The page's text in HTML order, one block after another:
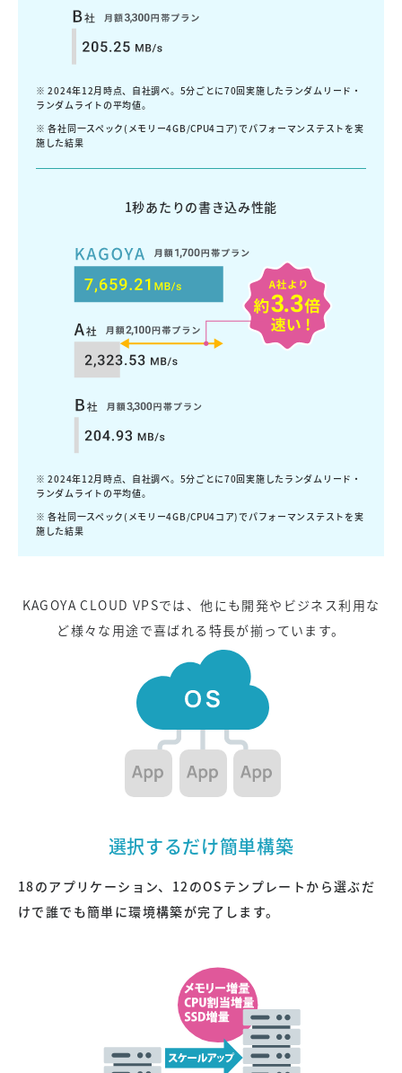
※ 2024年12月時点、自社調べ。5分ごとに70回実施したランダムリード・
ランダムライトの平均値。
※ 各社同一スペック(メモリー4GB/CPU4コア)でパフォーマンステストを実
施した結果
1秒あたりの書き込み性能
※ 2024年12月時点、自社調べ。5分ごとに70回実施したランダムリード・
ランダムライトの平均値。
※ 各社同一スペック(メモリー4GB/CPU4コア)でパフォーマンステストを実
施した結果
KAGOYA CLOUD VPSでは、他にも開発やビジネス利用な
ど様々な用途で喜ばれる特長が揃っています。
選択するだけ簡単構築
18のアプリケーション、 12のOSテンプレート から選ぶだ
けで誰でも簡単に環境構築が完了します。
クレジットカードでのお支払い
ご利用可能なクレジットカード
デビットカードはご利用いただけません。